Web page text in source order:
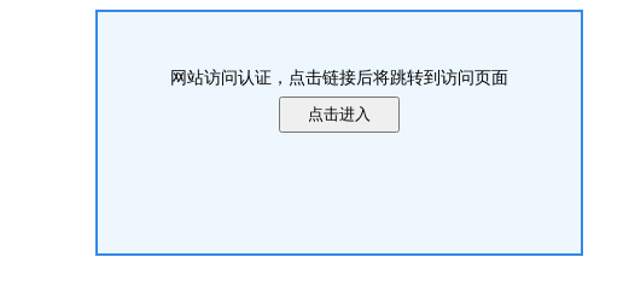
网站访问认证，点击链接后将跳转到访问页面